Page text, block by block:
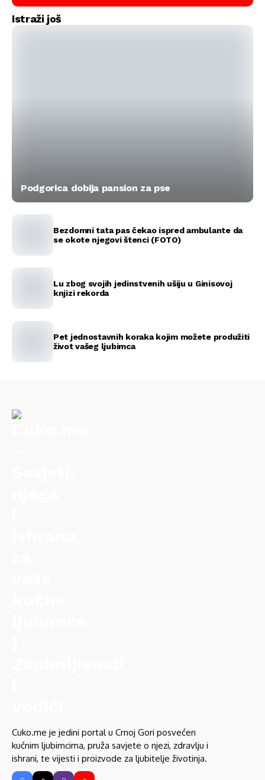
Istraži još
Podgorica dobija pansion za pse
Bezdomni tata pas čekao ispred ambulante da
se okote njegovi štenci (FOTO)
Lu zbog svojih jedinstvenih ušiju u Ginisovoj
knjizi rekorda
Pet jednostavnih koraka kojim možete produžiti
život vašeg ljubimca
Cuko.me je jedini portal u Crnoj Gori posvećen
kućnim ljubimcima, pruža savjete o njezi, zdravlju i
ishrani, te vijesti i proizvode za ljubitelje životinja.